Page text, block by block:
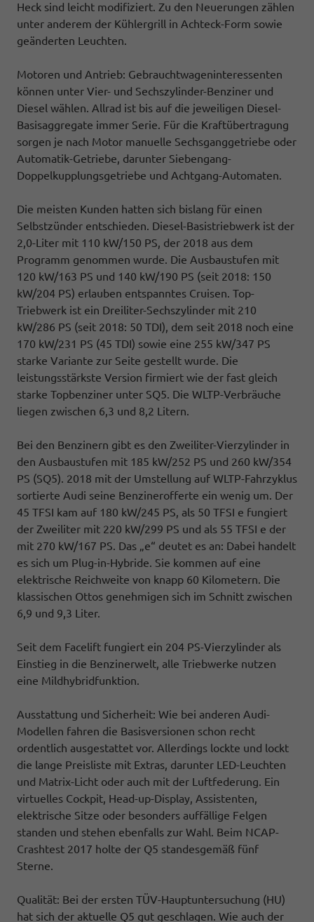
Heck sind leicht modifiziert. Zu den Neuerungen zählen
unter anderem der Kühlergrill in Achteck-Form sowie
geänderten Leuchten.
Motoren und Antrieb: Gebrauchtwageninteressenten
können unter Vier- und Sechszylinder-Benziner und
Diesel wählen. Allrad ist bis auf die jeweiligen Diesel-
Basisaggregate immer Serie. Für die Kraftübertragung
sorgen je nach Motor manuelle Sechsganggetriebe oder
Automatik-Getriebe, darunter Siebengang-
Doppelkupplungsgetriebe und Achtgang-Automaten.
Die meisten Kunden hatten sich bislang für einen
Selbstzünder entschieden. Diesel-Basistriebwerk ist der
2,0-Liter mit 110 kW/150 PS, der 2018 aus dem
Programm genommen wurde. Die Ausbaustufen mit
120 kW/163 PS und 140 kW/190 PS (seit 2018: 150
kW/204 PS) erlauben entspanntes Cruisen. Top-
Triebwerk ist ein Dreiliter-Sechszylinder mit 210
kW/286 PS (seit 2018: 50 TDI), dem seit 2018 noch eine
170 kW/231 PS (45 TDI) sowie eine 255 kW/347 PS
starke Variante zur Seite gestellt wurde. Die
leistungsstärkste Version firmiert wie der fast gleich
starke Topbenziner unter SQ5. Die WLTP-Verbräuche
liegen zwischen 6,3 und 8,2 Litern.
Bei den Benzinern gibt es den Zweiliter-Vierzylinder in
den Ausbaustufen mit 185 kW/252 PS und 260 kW/354
PS (SQ5). 2018 mit der Umstellung auf WLTP-Fahrzyklus
sortierte Audi seine Benzinerofferte ein wenig um. Der
45 TFSI kam auf 180 kW/245 PS, als 50 TFSI e fungiert
der Zweiliter mit 220 kW/299 PS und als 55 TFSI e der
mit 270 kW/167 PS. Das „e“ deutet es an: Dabei handelt
es sich um Plug-in-Hybride. Sie kommen auf eine
elektrische Reichweite von knapp 60 Kilometern. Die
klassischen Ottos genehmigen sich im Schnitt zwischen
6,9 und 9,3 Liter.
Seit dem Facelift fungiert ein 204 PS-Vierzylinder als
Einstieg in die Benzinerwelt, alle Triebwerke nutzen
eine Mildhybridfunktion.
Ausstattung und Sicherheit: Wie bei anderen Audi-
Modellen fahren die Basisversionen schon recht
ordentlich ausgestattet vor. Allerdings lockte und lockt
die lange Preisliste mit Extras, darunter LED-Leuchten
und Matrix-Licht oder auch mit der Luftfederung. Ein
virtuelles Cockpit, Head-up-Display, Assistenten,
elektrische Sitze oder besonders auffällige Felgen
standen und stehen ebenfalls zur Wahl. Beim NCAP-
Crashtest 2017 holte der Q5 standesgemäß fünf
Sterne.
Qualität: Bei der ersten TÜV-Hauptuntersuchung (HU)
hat sich der aktuelle Q5 gut geschlagen. Wie auch der